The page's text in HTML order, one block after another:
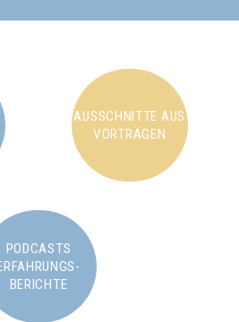
AUSSCHNITTE AUS
VORTRÄGEN
PODCASTS
BERICHTE